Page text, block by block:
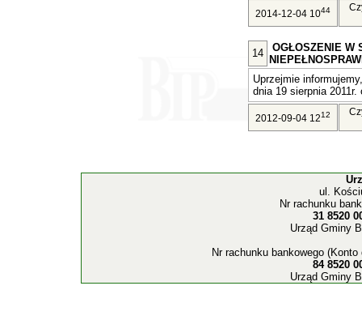
2014-12-04 1044
14
OGŁOSZENIE W
Uprzejmie
dnia 19 sierpnia
2012-09-04 1212
ul.
Nr rachunku
31 8520
Urząd Gminy
Nr rachunku bankowego
84 8520
Urząd Gminy